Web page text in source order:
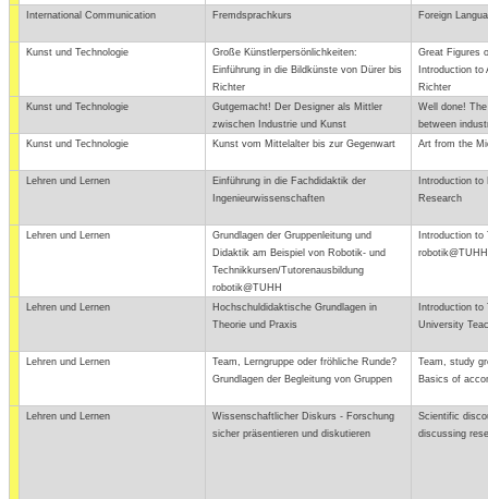
International Communication Fremdsprachkurs Foreign
Kunst und Technologie
Große Künstlerpersönlichkeiten:
Einführung in die Bildkünste von Dürer bis
Richter
Great Figures
Introduction
Richter
Kunst und Technologie
Gutgemacht! Der Designer als Mittler
zwischen Industrie und Kunst
Well done!
between
Kunst und Technologie
Kunst vom Mittelalter bis zur Gegenwart Art from the
Lehren und Lernen
Einführung in die Fachdidaktik der
Ingenieurwissenschaften
Introduction to
Research
Lehren und Lernen
Grundlagen der Gruppenleitung und
Didaktik am Beispiel von Robotik- und
Technikkursen/Tutorenausbildung
robotik@TUHH
Introduction to
robotik@TUHH
Lehren und Lernen
Hochschuldidaktische Grundlagen in
Theorie und Praxis
Introduction
University
Lehren und Lernen
Team, Lerngruppe oder fröhliche Runde?
Grundlagen der Begleitung von Gruppen
Team, study
Basics of
Lehren und Lernen
Wissenschaftlicher Diskurs - Forschung
sicher präsentieren und diskutieren
Scientific
discussing